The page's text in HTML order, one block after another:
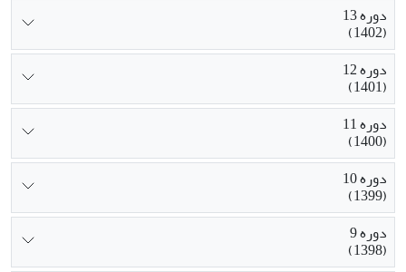
دوره 13
(1402)
دوره 12
(1401)
دوره 11
(1400)
دوره 10
(1399)
دوره 9
(1398)